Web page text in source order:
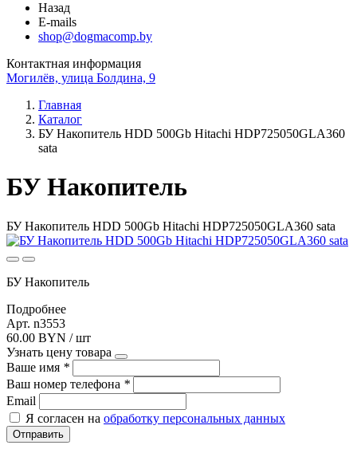
Назад
E-mails
shop@dogmacomp.by
Контактная информация
Могилёв, улица Болдина, 9
Главная
Каталог
БУ Накопитель HDD 500Gb Hitachi HDP725050GLA360
sata
БУ Накопитель
БУ Накопитель HDD 500Gb Hitachi HDP725050GLA360 sata
БУ Накопитель
Подробнее
Арт. n3553
60.00 BYN / шт
Узнать цену товара
Ваше имя *
Ваш номер телефона *
Email
Я согласен на обработку персональных данных
Отправить